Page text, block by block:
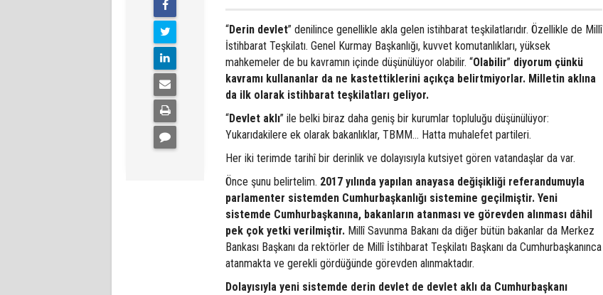
“Derin devlet” denilince genellikle akla gelen istihbarat teşkilatlarıdır. Özellikle de Millî
İstihbarat Teşkilatı. Genel Kurmay Başkanlığı, kuvvet komutanlıkları, yüksek
mahkemeler de bu kavramın içinde düşünülüyor olabilir. “Olabilir” diyorum çünkü
kavramı kullananlar da ne kastettiklerini açıkça belirtmiyorlar. Milletin aklına
da ilk olarak istihbarat teşkilatları geliyor.
“Devlet aklı” ile belki biraz daha geniş bir kurumlar topluluğu düşünülüyor:
Yukarıdakilere ek olarak bakanlıklar, TBMM… Hatta muhalefet partileri.
Her iki terimde tarihî bir derinlik ve dolayısıyla kutsiyet gören vatandaşlar da var.
Önce şunu belirtelim. 2017 yılında yapılan anayasa değişikliği referandumuyla
parlamenter sistemden Cumhurbaşkanlığı sistemine geçilmiştir. Yeni
sistemde Cumhurbaşkanına, bakanların atanması ve görevden alınması dâhil
pek çok yetki verilmiştir. Millî Savunma Bakanı da diğer bütün bakanlar da Merkez
Bankası Başkanı da rektörler de Millî İstihbarat Teşkilatı Başkanı da Cumhurbaşkanınca
atanmakta ve gerekli gördüğünde görevden alınmaktadır.
Dolayısıyla yeni sistemde derin devlet de devlet aklı da Cumhurbaşkanı